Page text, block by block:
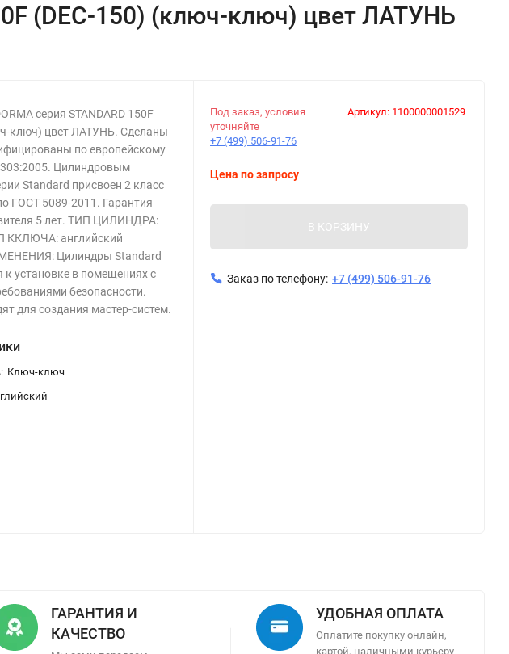
(DEC-150) (ключ-ключ) цвет ЛАТУНЬ
серия STANDARD 150F
ключ) цвет ЛАТУНЬ. Сделаны
по европейскому
Цилиндровым
Standard присвоен 2 класс
ГОСТ 5089-2011. Гарантия
5 лет. ТИП ЦИЛИНДРА:
ККЛЮЧА: английский
Цилиндры Standard
к установке в помещениях с
безопасности.
для создания мастер-систем.
Ключ-ключ
Артикул: 1100000001529
Под заказ, условия
уточняйте
+7 (499) 506-91-76
Цена по запросу
В КОРЗИНУ
Заказ по телефону: +7 (499) 506-91-76
ГАРАНТИЯ И
КАЧЕСТВО
УДОБНАЯ ОПЛАТА
Оплатите покупку онлайн,
картой, наличными курьеру